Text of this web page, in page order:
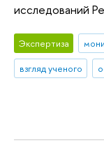
исследований
Экспертиза
взгляд ученого